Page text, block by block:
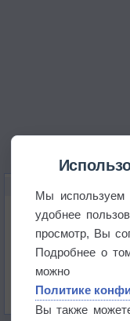
Температура
Давление
Осадки
Облачность
Список всех карт
Мы
удобнее
просмотр, Вы
Подробнее о
можно
Политике
Вы также